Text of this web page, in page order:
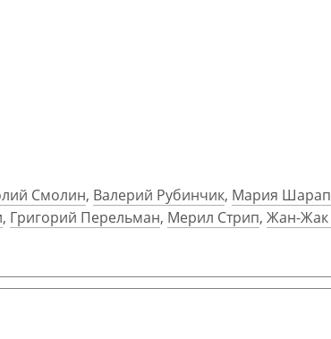
Смолин, Валерий Рубинчик, Мария
, Григорий Перельман, Мерил Стрип, Жан-Жак